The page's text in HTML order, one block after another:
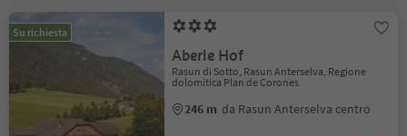
Su richiesta
Aberle Hof
Rasun di Sotto, Rasun Anterselva, Regione
dolomitica Plan de Corones
246 m da Rasun Anterselva centro